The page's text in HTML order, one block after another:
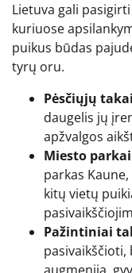
Lietuva gali
kuriuose
puikus būdas
tyrų oru.
Pėsčiųjų
daugelis jų
apžvalgos
Miesto parkai
parkas
kitų vietų
Pažintiniai